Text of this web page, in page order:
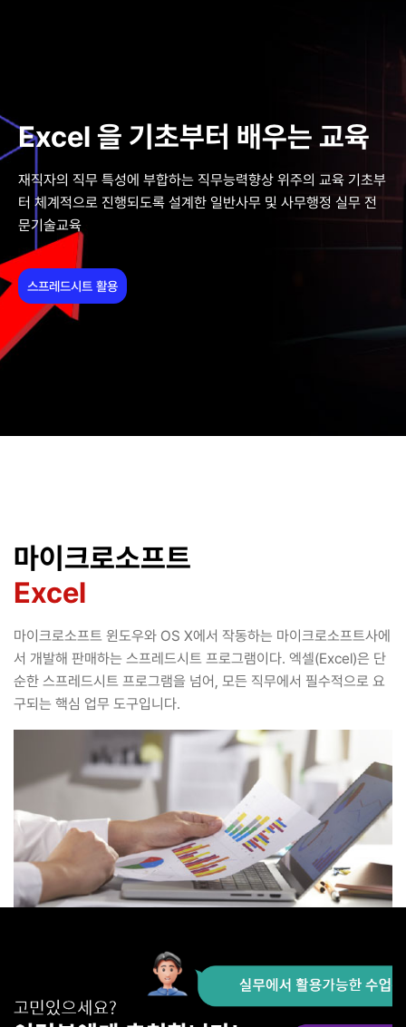
Excel 을 기초부터 배우는 교육
재직자의 직무 특성에 부합하는 직무능력향상 위주의 교육 기초부
터 체계적으로 진행되도록 설계한 일반사무 및 사무행정 실무 전
문기술교육
스프레드시트 활용
마이크로소프트
Excel
마이크로소프트 윈도우와 OS X에서 작동하는 마이크로소프트사에
서 개발해 판매하는 스프레드시트 프로그램이다. 엑셀(Excel)은 단
순한 스프레드시트 프로그램을 넘어, 모든 직무에서 필수적으로 요
구되는 핵심 업무 도구입니다.